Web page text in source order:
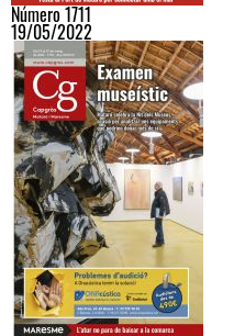
Número 1711
19/05/2022